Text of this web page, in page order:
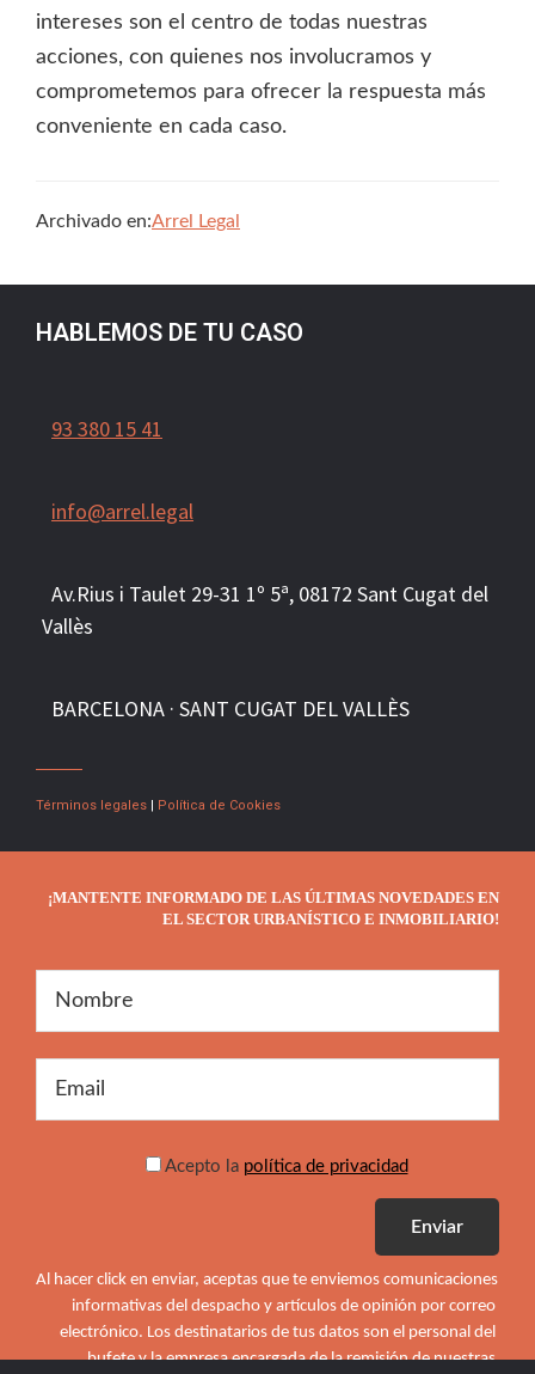
intereses son el centro de todas nuestras
acciones, con quienes nos involucramos y
comprometemos para ofrecer la respuesta más
conveniente en cada caso.
Archivado en:Arrel Legal
HABLEMOS DE TU CASO
93 380 15 41
info@arrel.legal
Av.Rius i Taulet 29-31 1º 5ª, 08172 Sant Cugat del
Vallès
BARCELONA · SANT CUGAT DEL VALLÈS
Términos legales Política de Cookies
¡MANTENTE INFORMADO DE LAS ÚLTIMAS NOVEDADES EN
EL SECTOR URBANÍSTICO E INMOBILIARIO!
Acepto la política de privacidad
Al hacer click en enviar, aceptas que te enviemos comunicaciones
informativas del despacho y artículos de opinión por correo
electrónico. Los destinatarios de tus datos son el personal del
bufete y la empresa encargada de la remisión de nuestras